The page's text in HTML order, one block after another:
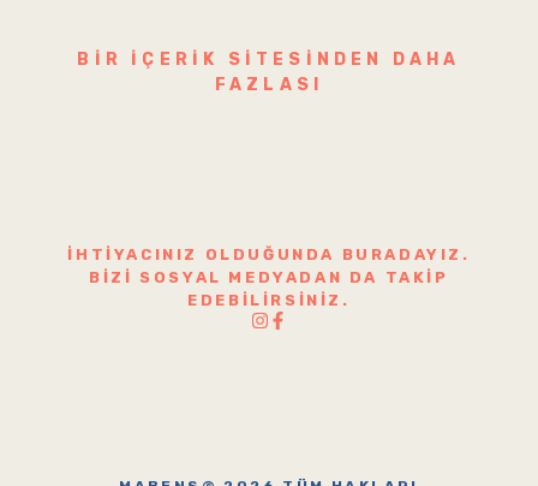
BIR IÇERIK SITESINDEN DAHA
FAZLASI
İHTIYACINIZ OLDUĞUNDA BURADAYIZ.
BIZI SOSYAL MEDYADAN DA TAKIP
EDEBILIRSINIZ.